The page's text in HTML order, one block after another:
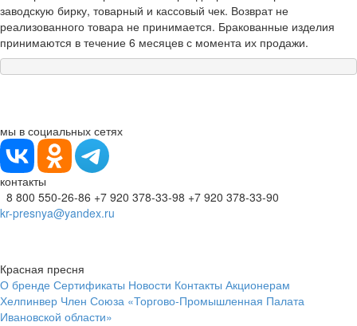
заводскую бирку, товарный и кассовый чек. Возврат не
реализованного товара не принимается. Бракованные изделия
принимаются в течение 6 месяцев с момента их продажи.
мы в социальных сетях
контакты
8 800 550-26-86 +7 920 378-33-98 +7 920 378-33-90
kr-presnya@yandex.ru
Красная пресня
О бренде Сертификаты Новости Контакты Акционерам
Хелпинвер Член Союза «Торгово-Промышленная Палата
Ивановской области»